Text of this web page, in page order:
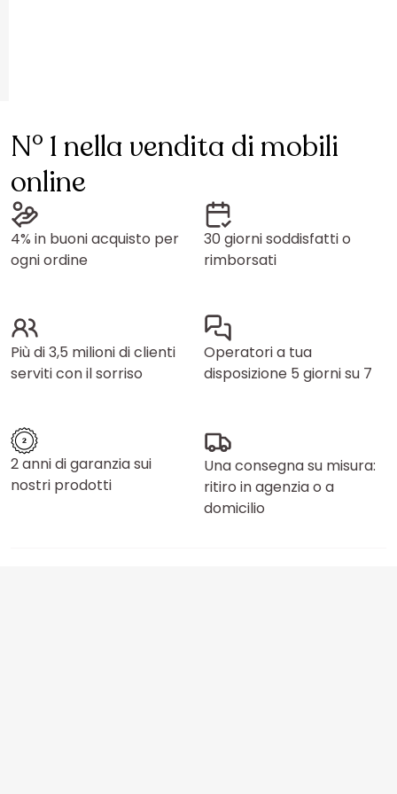
N° 1 nella vendita di mobili
online
4% in buoni acquisto per
ogni ordine
30 giorni soddisfatti o
rimborsati
Più di 3,5 milioni di clienti
serviti con il sorriso
Operatori a tua
disposizione 5 giorni su 7
2 anni di garanzia sui
nostri prodotti
Una consegna su misura:
ritiro in agenzia o a
domicilio